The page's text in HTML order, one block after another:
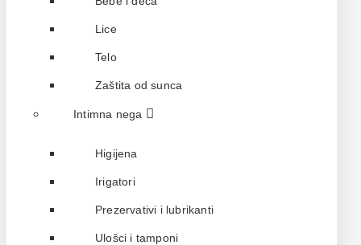
Lice
Telo
Zaštita od sunca
Intimna nega
Higijena
Irigatori
Prezervativi i lubrikanti
Ulošci i tamponi